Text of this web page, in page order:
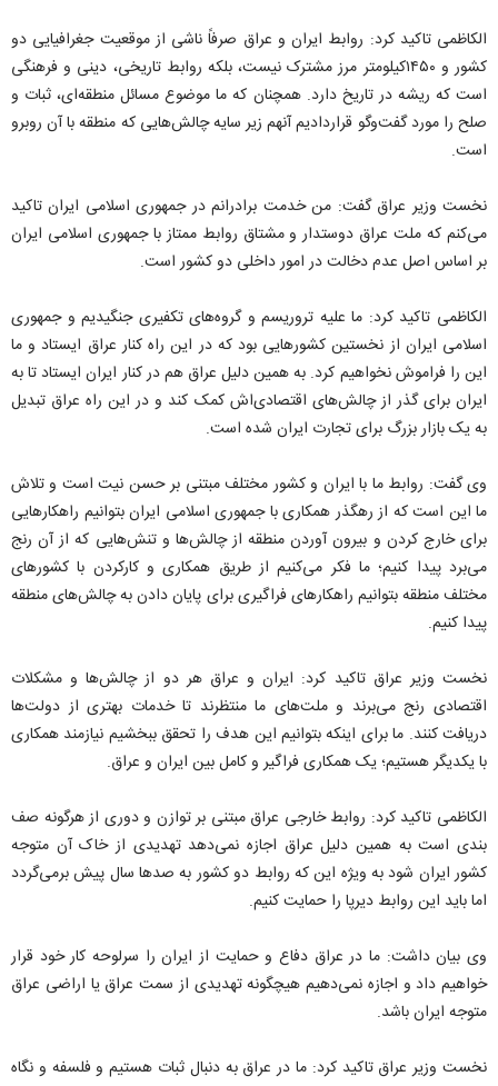
الکاظمی تاکید کرد: روابط ایران و عراق صرفاً ناشی از موقعیت جغرافیایی دو
کشور و ۱۴۵۰کیلومتر مرز مشترک نیست، بلکه روابط تاریخی، دینی و فرهنگی
است که ریشه در تاریخ دارد. همچنان که ما موضوع مسائل منطقه‌ای، ثبات و
صلح را مورد گفت‌وگو قراردادیم آنهم زیر سایه چالش‌هایی که منطقه با آن روبرو
است.
نخست وزیر عراق گفت: من خدمت برادرانم در جمهوری اسلامی ایران تاکید
می‌کنم که ملت عراق دوستدار و مشتاق روابط ممتاز با جمهوری اسلامی ایران
بر اساس اصل عدم دخالت در امور داخلی دو کشور است.
الکاظمی تاکید کرد: ما علیه تروریسم و گروه‌های تکفیری جنگیدیم و جمهوری
اسلامی ایران از نخستین کشورهایی بود که در این راه کنار عراق ایستاد و ما
این را فراموش نخواهیم کرد. به همین دلیل عراق هم در کنار ایران ایستاد تا به
ایران برای گذر از چالش‌های اقتصادی‌اش کمک کند و در این راه عراق تبدیل
به یک بازار بزرگ برای تجارت ایران شده است.
وی گفت: روابط ما با ایران و کشور مختلف مبتنی بر حسن نیت است و تلاش
ما این است که از رهگذر همکاری با جمهوری اسلامی ایران بتوانیم راهکارهایی
برای خارج کردن و بیرون آوردن منطقه از چالش‌ها و تنش‌هایی که از آن رنج
می‌برد پیدا کنیم؛ ما فکر می‌کنیم از طریق همکاری و کار‌کردن با کشورهای
مختلف منطقه بتوانیم راهکارهای فراگیری برای پایان دادن به چالش‌های منطقه
پیدا کنیم.
نخست وزیر عراق تاکید کرد: ایران و عراق هر دو از چالش‌ها و مشکلات
اقتصادی رنج می‌برند و ملت‌های ما منتظرند تا خدمات بهتری از دولت‌ها
دریافت کنند. ما برای اینکه بتوانیم این هدف را تحقق ببخشیم نیازمند همکاری
با یکدیگر هستیم؛ یک همکاری فراگیر و کامل بین ایران و عراق.
الکاظمی تاکید کرد: روابط خارجی عراق مبتنی بر توازن و دوری از هرگونه صف
بندی است به همین دلیل عراق اجازه نمی‌دهد تهدیدی از خاک آن متوجه
کشور ایران شود به ویژه این که روابط دو کشور به صدها سال پیش برمی‌گردد
اما باید این روابط دیرپا را حمایت کنیم.
وی بیان داشت: ما در عراق دفاع و حمایت از ایران را سرلوحه کار خود قرار
خواهیم داد و اجازه نمی‌دهیم هیچگونه تهدیدی از سمت عراق یا اراضی عراق
متوجه ایران باشد.
نخست وزیر عراق تاکید کرد: ما در عراق به دنبال ثبات هستیم و فلسفه و نگاه